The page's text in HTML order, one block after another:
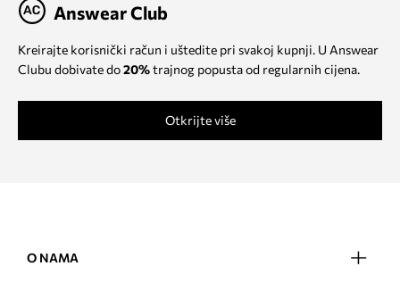
Answear Club
Kreirajte korisnički račun i uštedite pri svakoj kupnji. U Answear
Clubu dobivate do20%trajnog popusta od regularnih cijena.
Otkrijte više
O NAMA